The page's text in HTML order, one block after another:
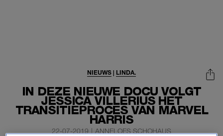
IN DEZE NIEUWE DOCU VOLGT
JESSICA VILLERIUS HET
TRANSITIEPROCES VAN MARVEL
HARRIS
NIEUWS | LINDA.
22-07-2019 | ANNELOES SCHOHAUS